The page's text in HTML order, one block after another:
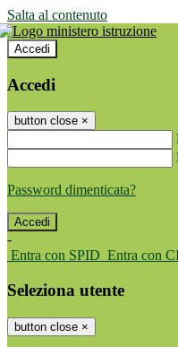
Salta al contenuto
Accedi
Accedi
button close ×
Password dimenticata?
-
Entra con SPID Entra con
Seleziona utente
button close ×